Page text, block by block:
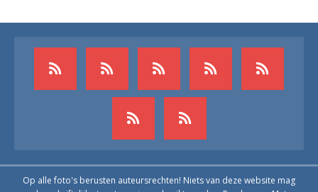
Op alle foto's berusten auteursrechten! Niets van deze website mag